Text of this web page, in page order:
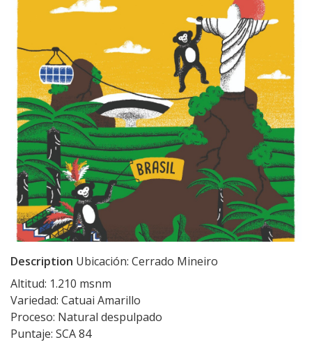
Description Ubicación: Cerrado Mineiro
Altitud: 1.210 msnm
Variedad: Catuai Amarillo
Proceso: Natural despulpado
Puntaje: SCA 84